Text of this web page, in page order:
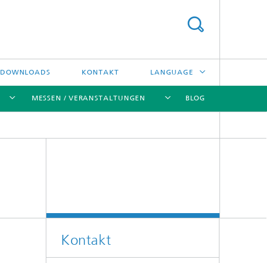
DOWNLOADS KONTAKT LANGUAGE
ENGLISH
Energie- und Verfahrenstechnik
Hochtemperaturseparation und
MESSEN / VERANSTALTUNGEN BLOG
Kontakt